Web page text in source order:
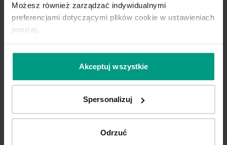
Możesz również zarządzać indywidualnymi
preferencjami dotyczącymi plików cookie w ustawieniach
poniżej.
Akceptuj wszystkie
Spersonalizuj
Odrzuć
Unia Europejska
Extranet
OBSERWUJ NAS